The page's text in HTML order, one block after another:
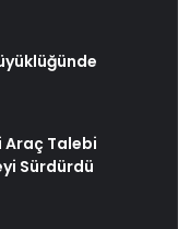
Araç Talebi
Sürdürdü